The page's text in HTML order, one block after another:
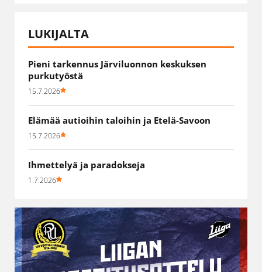
LUKIJALTA
Pieni tarkennus Järviluonnon keskuksen
purkutyöstä
15.7.2026
Elämää autioihin taloihin ja Etelä-Savoon
15.7.2026
Ihmettelyä ja paradokseja
1.7.2026